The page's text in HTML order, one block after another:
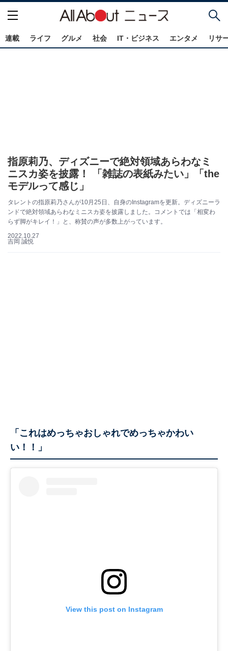
連載 ライフ グルメ 社会 IT・ビジネス エンタメ リサ
指原莉乃、ディズニーで絶対領域あらわなミ
ニスカ姿を披露！ 「雑誌の表紙みたい」「the
モデルって感じ」
タレントの指原莉乃さんが10月25日、自身のInstagramを更新。ディズニーラ
ンドで絶対領域あらわなミニスカ姿を披露しました。コメントでは「相変わ
らず脚がキレイ！」と、称賛の声が多数上がっています。
2022.10.27
吉岡 誠悦
「これはめっちゃおしゃれでめっちゃかわい
い！！」
View this post on Instagram